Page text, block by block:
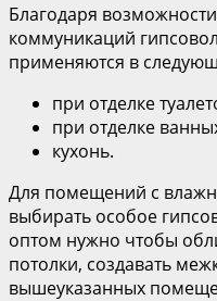
Благодаря
коммуникаций
применяются в
при отделке
при отделке
кухонь.
Для помещений с
выбирать особое
оптом нужно чтобы
потолки, создавать
вышеуказанных